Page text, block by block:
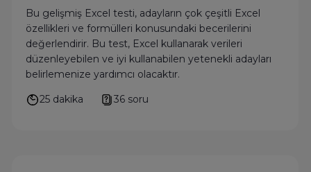
Bu gelişmiş Excel testi, adayların çok çeşitli Excel
özellikleri ve formülleri konusundaki becerilerini
değerlendirir. Bu test, Excel kullanarak verileri
düzenleyebilen ve iyi kullanabilen yetenekli adayları
belirlemenize yardımcı olacaktır.
25 dakika
36 soru